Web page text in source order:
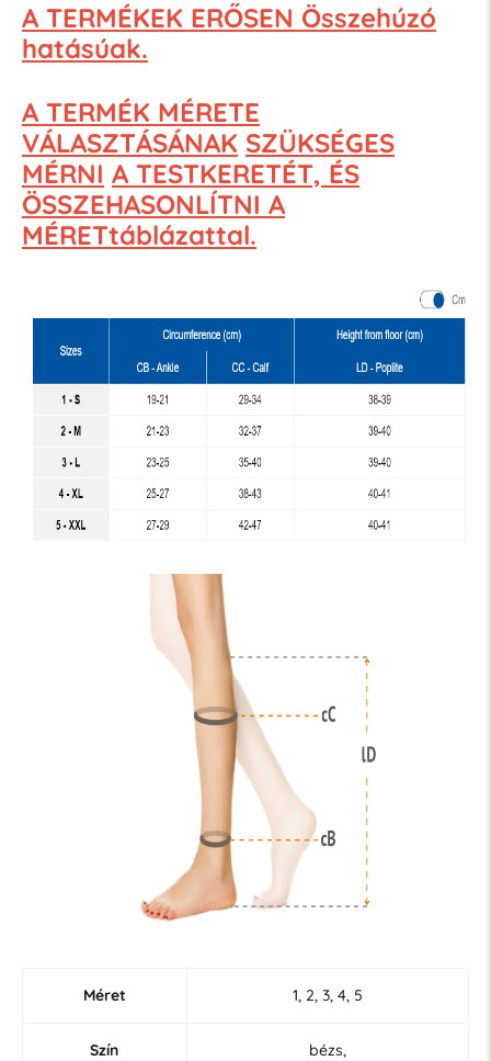
A TERMÉKEK ERŐSEN Összehúzó
hatásúak.
A TERMÉK MÉRETE
VÁLASZTÁSÁNAK SZÜKSÉGES
MÉRNI A TESTKERETÉT, ÉS
ÖSSZEHASONLÍTNI A
MÉRETtáblázattal.
Méret 1, 2, 3, 4, 5
Szín bézs,